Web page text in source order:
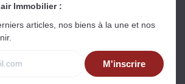
Immobilier :
articles, nos biens à la une et nos
M'inscrire